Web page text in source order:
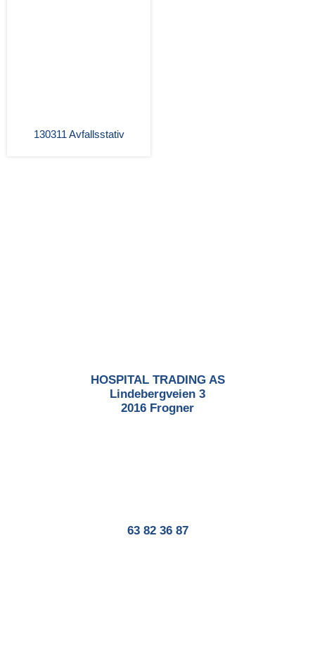
130311 Avfallsstativ
HOSPITAL TRADING AS
Lindebergveien 3
2016 Frogner
63 82 36 87